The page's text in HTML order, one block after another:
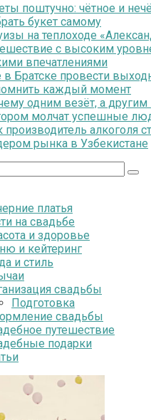
поштучно: чётное и
букет самому
на теплоходе
с высоким
впечатлениями
в Братске провести
каждый момент
одним везёт, а другим
молчат успешные
производитель алкоголя
рынка в Узбекистане
платья
на свадьбе
и здоровье
и кейтеринг
и стиль
свадьбы
Подготовка
свадьбы
путешествие
подарки